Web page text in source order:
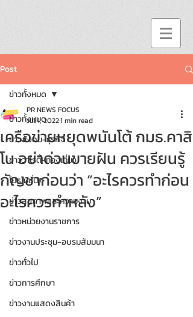
Post
ข่าวทั้งหมด
ข่าวสังคม-ธุรกิจ
ข่าววาไรตี้-ท่องเที่ยว
โปรโมชั่น!!
ข่าวสุขภาพและความงาม
ข่าวหน่วยงานราชการ
ข่าวงานประชุม-อบรมสัมมนา
ข่าวทั่วไป
ข่าวการศึกษา
ข่าวงานแสดงสินค้า
ข่าวทั้งหมด
เครือข่ายหยุดพนันโต้ กมธ.คาสิ
โน อย่าด่วนขายฝัน ควรเรียนรู้
กัญชาก่อนว่า “อะไรควรทำก่อน
อะไรควรทำหลัง”
PR NEWS FOCUS
Jul 1, 20221 min read